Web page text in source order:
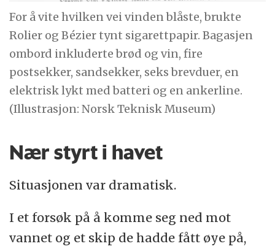
For å vite hvilken vei vinden blåste, brukte
Rolier og Bézier tynt sigarettpapir. Bagasjen
ombord inkluderte brød og vin, fire
postsekker, sandsekker, seks brevduer, en
elektrisk lykt med batteri og en ankerline.
(Illustrasjon: Norsk Teknisk Museum)
Nær styrt i havet
Situasjonen var dramatisk.
I et forsøk på å komme seg ned mot
vannet og et skip de hadde fått øye på,